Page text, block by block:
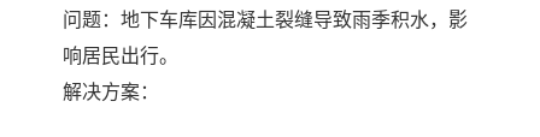
问题：地下车库因混凝土裂缝导致雨季积水，影
响居民出行。
解决方案：